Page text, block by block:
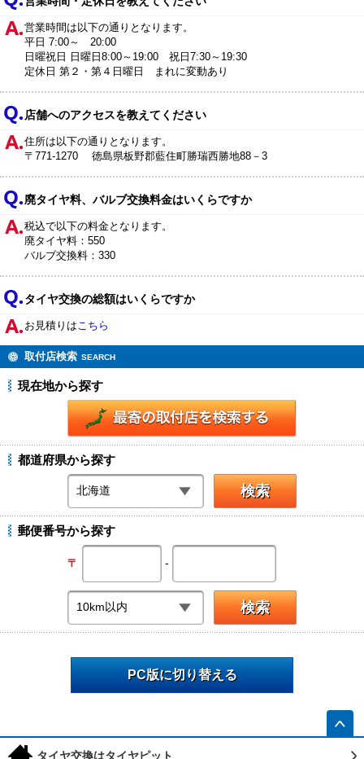
営業時間は以下の通りとなります。
平日 7:00～ 20:00
日曜祝日 日曜日8:00～19:00 祝日7:30～19:30
定休日 第２・第４日曜日 まれに変動あり
店舗へのアクセスを教えてください
住所は以下の通りとなります。
〒771-1270 徳島県板野郡藍住町勝瑞西勝地88－3
廃タイヤ料、バルブ交換料金はいくらですか
税込で以下の料金となります。
廃タイヤ料：550
バルブ交換料：330
タイヤ交換の総額はいくらですか
お見積りはこちら
取付店検索 SEARCH
現在地から探す
都道府県から探す
郵便番号から探す
〒 -
PC版に切り替える
h タイヤ交換はタイヤピット